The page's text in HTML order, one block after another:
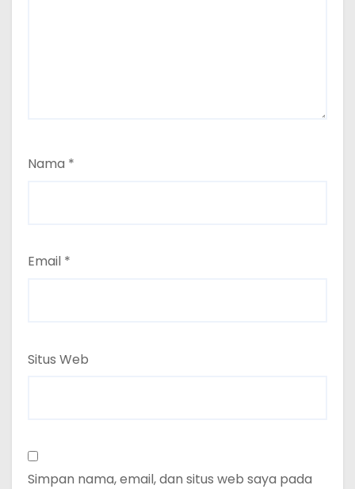
Nama *
Email *
Situs Web
Simpan nama, email, dan situs web saya pada